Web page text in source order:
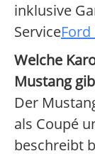
inklusive
Service
Welche
Mustang
Der
als Coupé
beschreibt